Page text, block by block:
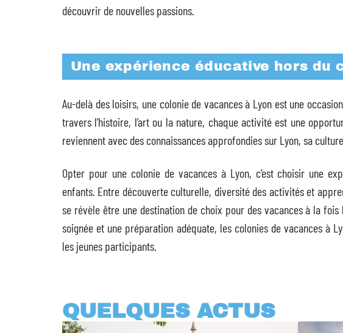
découvrir de nouvelles passions.
Une expérience éducative hors du
Au-delà des loisirs, une colonie de vacances à Lyon est une
travers l’histoire, l’art ou la nature, chaque activité est une
reviennent avec des connaissances approfondies sur Lyon, sa
Opter pour une colonie de vacances à Lyon, c’est choisir une
enfants. Entre découverte culturelle, diversité des activités et
se révèle être une destination de choix pour des vacances à la
soignée et une préparation adéquate, les colonies de vacances à
les jeunes participants.
QUELQUES ACTUS